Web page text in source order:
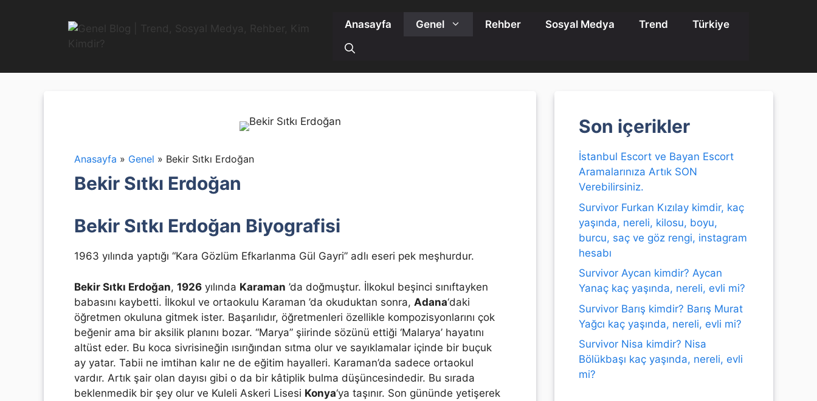
Anasayfa Genel Rehber Sosyal Medya Trend Türkiye
Anasayfa » Genel » Bekir Sıtkı Erdoğan
Bekir Sıtkı Erdoğan
Bekir Sıtkı Erdoğan Biyografisi
1963 yılında yaptığı “Kara Gözlüm Efkarlanma Gül Gayri” adlı eseri pek meşhurdur.
Bekir Sıtkı Erdoğan, 1926 yılında Karaman ’da doğmuştur. İlkokul beşinci sınıftayken
babasını kaybetti. İlkokul ve ortaokulu Karaman ’da okuduktan sonra, Adana‘daki
öğretmen okuluna gitmek ister. Başarılıdır, öğretmenleri özellikle kompozisyonlarını çok
beğenir ama bir aksilik planını bozar. “Marya” şiirinde sözünü ettiği ‘Malarya’ hayatını
altüst eder. Bu koca sivrisineğin ısırığından sıtma olur ve sayıklamalar içinde bir buçuk
ay yatar. Tabii ne imtihan kalır ne de eğitim hayalleri. Karaman’da sadece ortaokul
vardır. Artık şair olan dayısı gibi o da bir kâtiplik bulma düşüncesindedir. Bu sırada
beklenmedik bir şey olur ve Kuleli Askeri Lisesi Konya‘ya taşınır. Son gününde yetişerek
Son içerikler
İstanbul Escort ve Bayan Escort
Aramalarınıza Artık SON
Verebilirsiniz.
Survivor Furkan Kızılay kimdir, kaç
yaşında, nereli, kilosu, boyu,
burcu, saç ve göz rengi, instagram
hesabı
Survivor Aycan kimdir? Aycan
Yanaç kaç yaşında, nereli, evli mi?
Survivor Barış kimdir? Barış Murat
Yağcı kaç yaşında, nereli, evli mi?
Survivor Nisa kimdir? Nisa
Bölükbaşı kaç yaşında, nereli, evli
mi?